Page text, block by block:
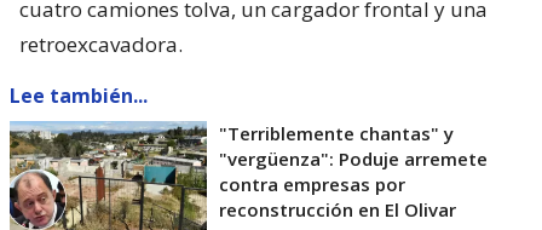
cuatro camiones tolva, un cargador frontal y una
retroexcavadora.
Lee también...
"Terriblemente chantas" y
"vergüenza": Poduje arremete
contra empresas por
reconstrucción en El Olivar